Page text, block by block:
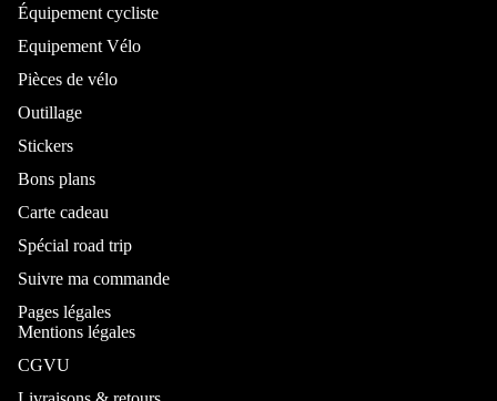
Équipement cycliste
Equipement Vélo
Pièces de vélo
Outillage
Stickers
Bons plans
Carte cadeau
Spécial road trip
Suivre ma commande
Pages légales
Mentions légales
CGVU